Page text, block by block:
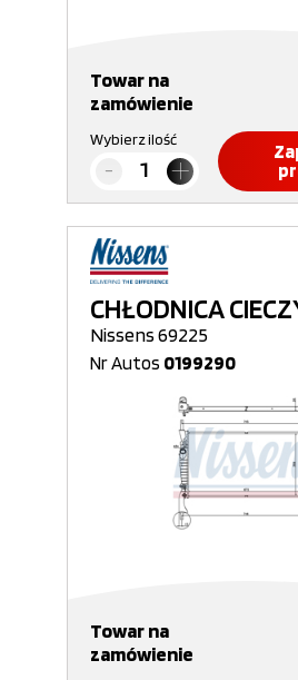
Towar na
zamówienie
Wybierz ilość
CHŁODNICA
Nissens 69225
Nr Autos 0199290
Towar na
zamówienie